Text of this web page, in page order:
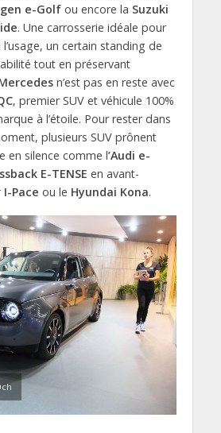
e-Golfou encore la Suzuki
. Une carrosserie idéale pour
un certain standing de
tout en préservant
n’est pas en reste avec
, premier SUV et véhicule 100%
à l’étoile. Pour rester dans
plusieurs SUV prônent
en silence comme l’Audi e-
E-TENSE en avant-
I-Pace ou le Hyundai Kona.